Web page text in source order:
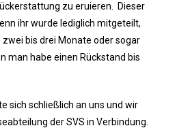
zu eruieren. Dieser
ihr wurde lediglich mitgeteilt,
bis drei Monate oder sogar
man habe einen Rückstand bis
sich schließlich an uns und wir
der SVS in Verbindung.